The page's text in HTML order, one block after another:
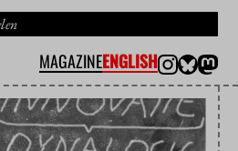
MAGAZINEENGLISH